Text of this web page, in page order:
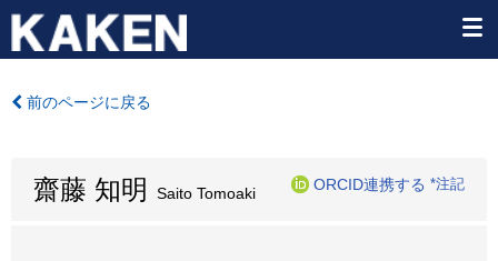
前のページに戻る
齋藤 知明 Saito Tomoaki
ORCID連携する *注記